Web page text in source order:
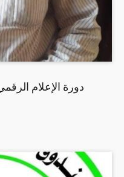
دورة الإعلام